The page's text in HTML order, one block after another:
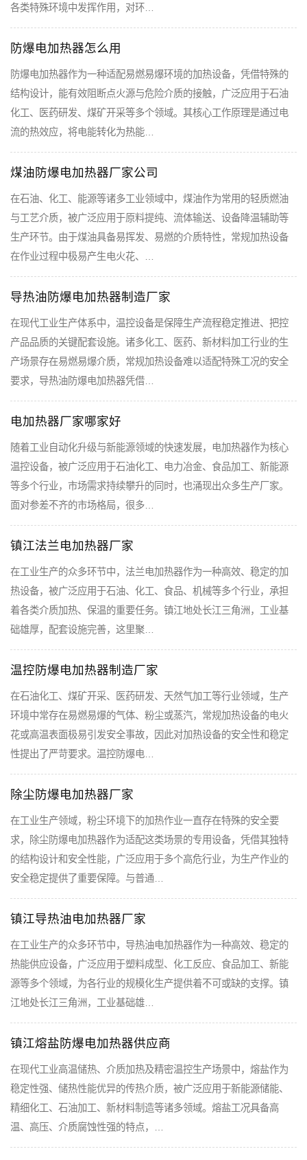
各类特殊环境中发挥作用，对环…
防爆电加热器怎么用
防爆电加热器作为一种适配易燃易爆环境的加热设备，凭借特殊的
结构设计，能有效阻断点火源与危险介质的接触，广泛应用于石油
化工、医药研发、煤矿开采等多个领域。其核心工作原理是通过电
流的热效应，将电能转化为热能…
煤油防爆电加热器厂家公司
在石油、化工、能源等诸多工业领域中，煤油作为常用的轻质燃油
与工艺介质，被广泛应用于原料提纯、流体输送、设备降温辅助等
生产环节。由于煤油具备易挥发、易燃的介质特性，常规加热设备
在作业过程中极易产生电火花、…
导热油防爆电加热器制造厂家
在现代工业生产体系中，温控设备是保障生产流程稳定推进、把控
产品品质的关键配套设施。诸多化工、医药、新材料加工行业的生
产场景存在易燃易爆介质，常规加热设备难以适配特殊工况的安全
要求，导热油防爆电加热器凭借…
电加热器厂家哪家好
随着工业自动化升级与新能源领域的快速发展，电加热器作为核心
温控设备，被广泛应用于石油化工、电力冶金、食品加工、新能源
等多个行业，市场需求持续攀升的同时，也涌现出众多生产厂家。
面对参差不齐的市场格局，很多…
镇江法兰电加热器厂家
在工业生产的众多环节中，法兰电加热器作为一种高效、稳定的加
热设备，被广泛应用于石油、化工、食品、机械等多个行业，承担
着各类介质加热、保温的重要任务。镇江地处长江三角洲，工业基
础雄厚，配套设施完善，这里聚…
温控防爆电加热器制造厂家
在石油化工、煤矿开采、医药研发、天然气加工等行业领域，生产
环境中常存在易燃易爆的气体、粉尘或蒸汽，常规加热设备的电火
花或高温表面极易引发安全事故，因此对加热设备的安全性和稳定
性提出了严苛要求。温控防爆电…
除尘防爆电加热器厂家
在工业生产领域，粉尘环境下的加热作业一直存在特殊的安全要
求，除尘防爆电加热器作为适配这类场景的专用设备，凭借其独特
的结构设计和安全性能，广泛应用于多个高危行业，为生产作业的
安全稳定提供了重要保障。与普通…
镇江导热油电加热器厂家
在工业生产的众多环节中，导热油电加热器作为一种高效、稳定的
热能供应设备，广泛应用于塑料成型、化工反应、食品加工、新能
源等多个领域，为各行业的规模化生产提供着不可或缺的支撑。镇
江地处长江三角洲，工业基础雄…
镇江熔盐防爆电加热器供应商
在现代工业高温储热、介质加热及精密温控生产场景中，熔盐作为
稳定性强、储热性能优异的传热介质，被广泛应用于新能源储能、
精细化工、石油加工、新材料制造等诸多领域。熔盐工况具备高
温、高压、介质腐蚀性强的特点，…